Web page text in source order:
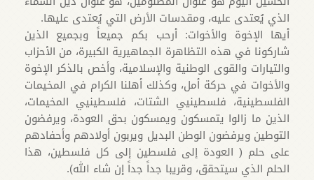
الذي يُعتدى عليه، ومقدسات الأرض التي يُعتدى عليها.
أيها الإخوة والأخوات: أرحب بكم جميعاً وبجميع الذين
شاركونا في هذه التظاهرة الجماهيرية الكبيرة، من الأحزاب
والتيارات والقوى الوطنية والإسلامية، وأخص بالذكر الإخوة
والأخوات في حركة أمل، وكذلك أهلنا الكرام في المخيمات
الفلسطينية، فلسطينيي الشتات، فلسطينيي المخيمات،
الذين ما زالوا يتمسكون ويمسكون بحق العودة، ويرفضون
التوطين ويرفضون الوطن البديل ويربون أولادهم وأحفادهم
على حلم ( العودة إلى فلسطين إلى كل فلسطين، هذا
الحلم الذي سيتحقق، وقريبا جداً جداً إن شاء الله).